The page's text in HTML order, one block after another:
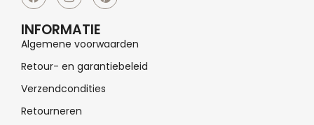
INFORMATIE
Algemene voorwaarden
Retour- en garantiebeleid
Verzendcondities
Retourneren